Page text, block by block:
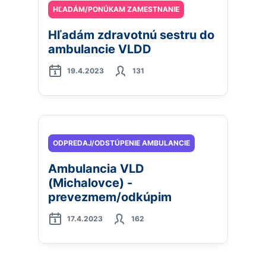
HĽADÁM/PONÚKAM ZAMESTNANIE
Hľadám zdravotnú sestru do
ambulancie VLDD
19.4.2023 131
ODPREDAJ/ODSTÚPENIE AMBULANCIE
Ambulancia VLD
(Michalovce) -
prevezmem/odkúpim
17.4.2023 162